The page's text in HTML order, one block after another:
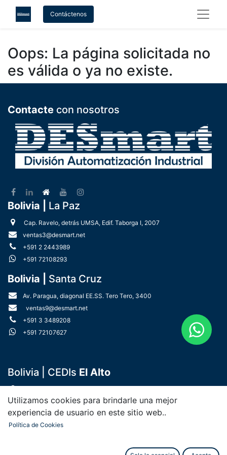
Contáctenos
Oops: La página solicitada no
es válida o ya no existe.
Contacte con nosotros
Bolivia | La Paz
Cap. Ravelo, detrás UMSA, Edif. Taborga I, 2007
ventas3@desmart.net
+591 2 2443989
+591 72108293
Bolivia | Santa Cruz
Av. Paragua, diagonal EE.SS. Tero Tero, 3400
ventas9@desmart.net
+591 3 3489208
+591 72107627
Bolivia | CEDIs El Alto
Paraguay |Asunción
Fdo. de la Mora - Zona Sur Combatientes del Chaco Nro 134
Utilizamos cookies para brindarle una mejor
experiencia de usuario en este sitio web..
Política de Cookies